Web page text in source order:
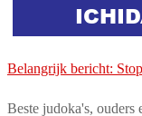
Belangrijk bericht:
Beste judoka's, ouders